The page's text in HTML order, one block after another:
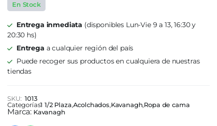
En Stock
Entrega inmediata (disponibles Lun-Vie 9 a 13, 16:30 y
20:30 hs)
Entrega a cualquier región del país
Puede recoger sus productos en cualquiera de nuestras
tiendas
SKU: 1013
Categorías1 1/2 Plaza,Acolchados,Kavanagh,Ropa de cama
Marca: Kavanagh